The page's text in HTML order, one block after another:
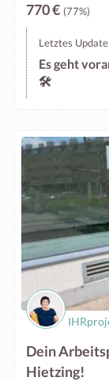
770 € (77%)
Letztes
Es geht
🛠️
Dein
Hietzing!